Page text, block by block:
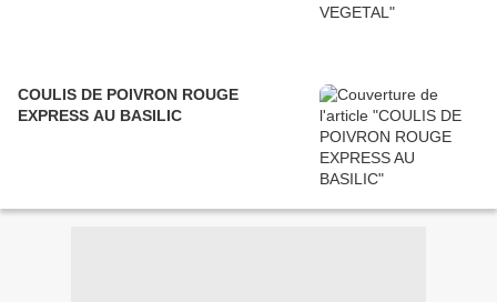
COULIS DE POIVRON ROUGE
EXPRESS AU BASILIC